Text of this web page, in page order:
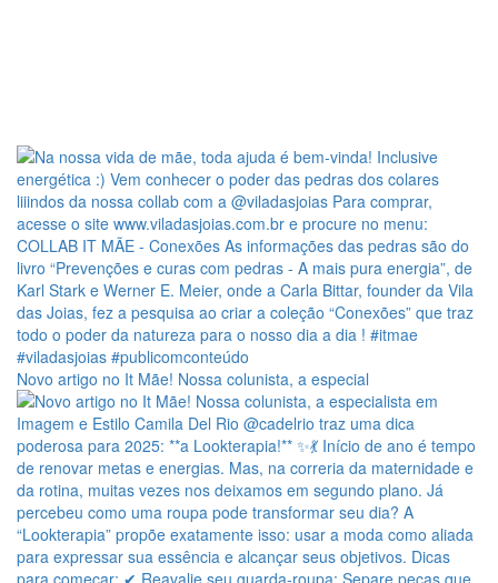
Novo artigo no It Mãe! Nossa colunista, a especial